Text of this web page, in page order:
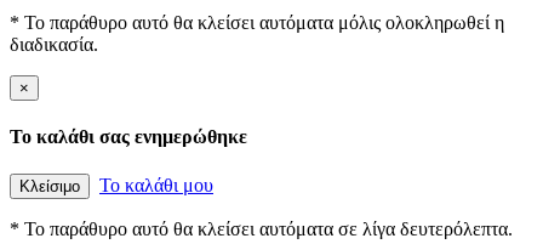
* Το παράθυρο αυτό θα κλείσει αυτόματα μόλις ολοκληρωθεί η
διαδικασία.
×
Το καλάθι σας ενημερώθηκε
Κλείσιμο Το καλάθι μου
* Το παράθυρο αυτό θα κλείσει αυτόματα σε λίγα δευτερόλεπτα.